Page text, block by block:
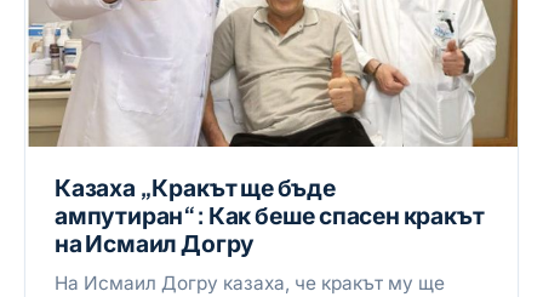
Казаха „Кракът ще бъде
ампутиран“: Как беше спасен кракът
на Исмаил Догру
На Исмаил Догру казаха, че кракът му ще